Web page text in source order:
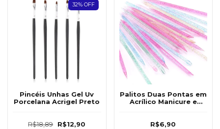
32% OFF
Pincéis Unhas Gel Uv
Porcelana Acrigel Preto
R$18,89 R$12,90
Palitos Duas Pontas em
Acrílico Manicure e
R$6,90